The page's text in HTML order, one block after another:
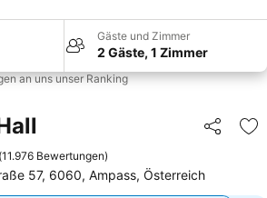
Gäste und Zimmer
2 Gäste, 1 Zimmer
an uns unser Ranking
Teilen
(11.976 Bewertungen)
57, 6060, Ampass, Österreich